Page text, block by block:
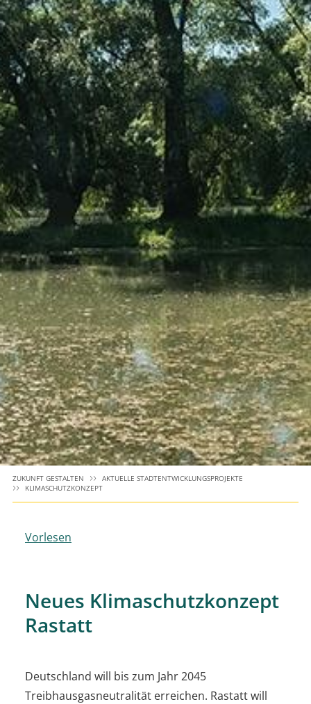
ZUKUNFT GESTALTEN
AKTUELLE STADTENTWICKLUNGSPROJEKTE
KLIMASCHUTZKONZEPT
Vorlesen
Neues Klimaschutzkonzept
Rastatt
Deutschland will bis zum Jahr 2045
Treibhausgasneutralität erreichen. Rastatt will